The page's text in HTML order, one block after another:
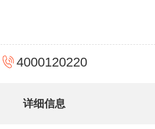
4000120220
详细信息